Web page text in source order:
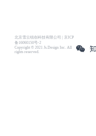
北京雪云锐创科技有限公司 | 京ICP
备16060150号-2
Copyright © 2021 Js.Design Inc. All
rights reserved.